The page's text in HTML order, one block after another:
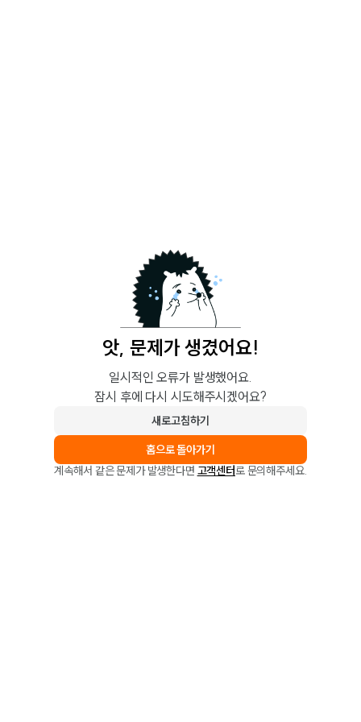
앗, 문제가 생겼어요!
일시적인 오류가 발생했어요.
잠시 후에 다시 시도해주시겠어요?
새로고침하기
홈으로 돌아가기
계속해서 같은 문제가 발생한다면 고객센터로 문의해주세요.